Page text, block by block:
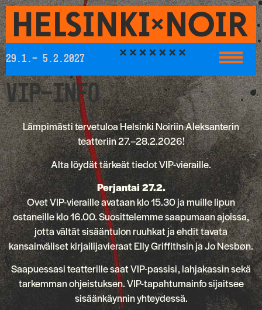
29.1.- 5.2.2027
VIP-INFO
Lämpimästi tervetuloa Helsinki Noiriin Aleksanterin
teatteriin 27.–28.2.2026!
Alta löydät tärkeät tiedot VIP-vieraille.
Perjantai 27.2.
Ovet VIP-vieraille avataan klo 15.30 ja muille lipun
ostaneille klo 16.00. Suosittelemme saapumaan ajoissa,
jotta vältät sisääntulon ruuhkat ja ehdit tavata
kansainväliset kirjailijavieraat Elly Griffithsin ja Jo Nesbøn.
Saapuessasi teatterille saat VIP-passisi, lahjakassin sekä
tarkemman ohjeistuksen. VIP-tapahtumainfo sijaitsee
sisäänkäynnin yhteydessä.